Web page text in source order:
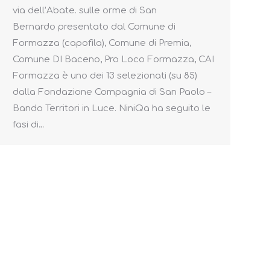
via dell’Abate. sulle orme di San
Bernardo presentato dal Comune di
Formazza (capofila), Comune di Premia,
Comune DI Baceno, Pro Loco Formazza, CAI
Formazza è uno dei 13 selezionati (su 85)
dalla Fondazione Compagnia di San Paolo –
Bando Territori in Luce. NiniQa ha seguito le
fasi di…